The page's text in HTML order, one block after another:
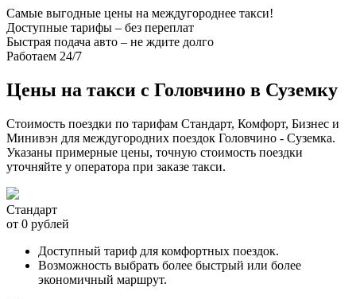
Самые выгодные цены на междугороднее такси!
Доступные тарифы – без переплат
Быстрая подача авто – не ждите долго
Работаем 24/7
Цены на такси с Головчино в Суземку
Стоимость поездки по тарифам Стандарт, Комфорт, Бизнес и
Минивэн для междугородних поездок Головчино - Суземка.
Указаны примерные цены, точную стоимость поездки
уточняйте у оператора при заказе такси.
Стандарт
от 0 рублей
Доступный тариф для комфортных поездок.
Возможность выбрать более быстрый или более
экономичный маршрут.